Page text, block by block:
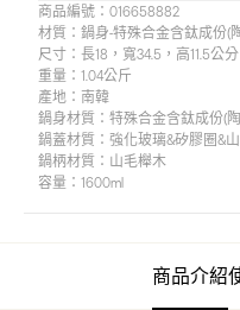
商品編號： 016658882
材質： 鍋身-特殊合金含鈦成份(
尺寸： 長18，寬34.5，高11.5公分
重量： 1.04公斤
產地： 南韓
鍋身材質：特殊合金含鈦成份(
鍋蓋材質：強化玻璃&矽膠圈&
鍋柄材質：山毛櫸木
容量：1600ml
商品介紹